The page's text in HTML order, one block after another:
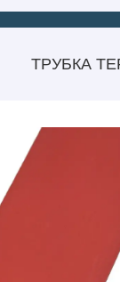
ТРУБКА